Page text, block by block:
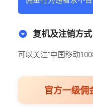
复机及注销方式
可以关注"中国移动
官方一级佣